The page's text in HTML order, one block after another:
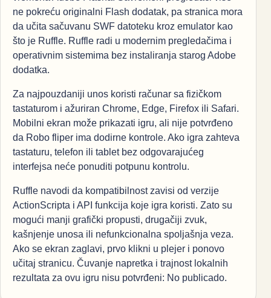
ne pokreću originalni Flash dodatak, pa stranica mora
da učita sačuvanu SWF datoteku kroz emulator kao
što je Ruffle. Ruffle radi u modernim pregledačima i
operativnim sistemima bez instaliranja starog Adobe
dodatka.
Za najpouzdaniji unos koristi računar sa fizičkom
tastaturom i ažuriran Chrome, Edge, Firefox ili Safari.
Mobilni ekran može prikazati igru, ali nije potvrđeno
da Robo fliper ima dodirne kontrole. Ako igra zahteva
tastaturu, telefon ili tablet bez odgovarajućeg
interfejsa neće ponuditi potpunu kontrolu.
Ruffle navodi da kompatibilnost zavisi od verzije
ActionScripta i API funkcija koje igra koristi. Zato su
mogući manji grafički propusti, drugačiji zvuk,
kašnjenje unosa ili nefunkcionalna spoljašnja veza.
Ako se ekran zaglavi, prvo klikni u plejer i ponovo
učitaj stranicu. Čuvanje napretka i trajnost lokalnih
rezultata za ovu igru nisu potvrđeni: No publicado.